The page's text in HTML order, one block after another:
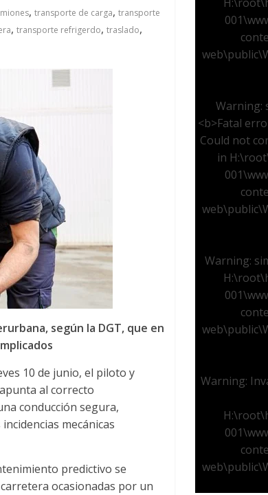
, transporte de carga, transporte
, transporte refrigerdo, traslado,
según la DGT, que en
10 de junio, el piloto y
al correcto
conducción segura,
mecánicas
predictivo se
ocasionadas por un
Warning:
<b>Fatal
Could not
in
Warning:
Warning: